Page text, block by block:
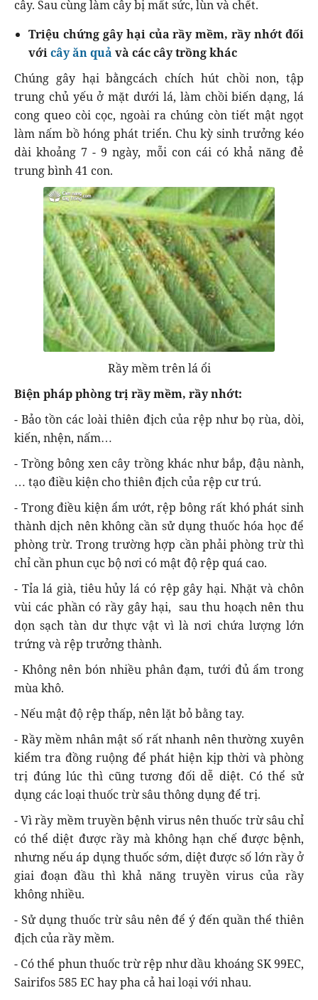
cây. Sau cùng làm cây bị mất sức, lùn và chết.
Triệu chứng gây hại của rầy mềm, rầy nhớt đối
vớicây ăn quả và các cây trồng khác
Chúng gây hại bằngcách chích hút chồi non, tập
trung chủ yếu ở mặt dưới lá, làm chồi biến dạng, lá
cong queo còi cọc, ngoài ra chúng còn tiết mật ngọt
làm nấm bồ hóng phát triển. Chu kỳ sinh trưởng kéo
dài khoảng 7 - 9 ngày, mỗi con cái có khả năng đẻ
trung bình 41 con.
Rầy mềm trên lá ổi
Biện pháp phòng trị rầy mềm, rầy nhớt:
- Bảo tồn các loài thiên địch của rệp như bọ rùa, dòi,
kiến, nhện, nấm…
- Trồng bông xen cây trồng khác như bắp, đậu nành,
… tạo điều kiện cho thiên địch của rệp cư trú.
- Trong điều kiện ẩm ướt, rệp bông rất khó phát sinh
thành dịch nên không cần sử dụng thuốc hóa học để
phòng trừ. Trong trường hợp cần phải phòng trừ thì
chỉ cần phun cục bộ nơi có mật độ rệp quá cao.
- Tỉa lá già, tiêu hủy lá có rệp gây hại. Nhặt và chôn
vùi các phần có rầy gây hại, sau thu hoạch nên thu
dọn sạch tàn dư thực vật vì là nơi chứa lượng lớn
trứng và rệp trưởng thành.
- Không nên bón nhiều phân đạm, tưới đủ ẩm trong
mùa khô.
- Nếu mật độ rệp thấp, nên lặt bỏ bằng tay.
- Rầy mềm nhân mật số rất nhanh nên thường xuyên
kiểm tra đồng ruộng để phát hiện kịp thời và phòng
trị đúng lúc thì cũng tương đối dễ diệt. Có thể sử
dụng các loại thuốc trừ sâu thông dụng để trị.
- Vì rầy mềm truyền bệnh virus nên thuốc trừ sâu chỉ
có thể diệt được rầy mà không hạn chế được bệnh,
nhưng nếu áp dụng thuốc sớm, diệt được số lớn rầy ở
giai đoạn đầu thì khả năng truyền virus của rầy
không nhiều.
- Sử dụng thuốc trừ sâu nên để ý đến quần thể thiên
địch của rầy mềm.
- Có thể phun thuốc trừ rệp như dầu khoáng SK 99EC,
Sairifos 585 EC hay pha cả hai loại với nhau.